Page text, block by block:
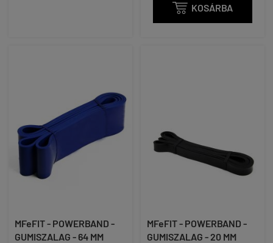
 KOSÁRBA
MFeFIT - POWERBAND -
GUMISZALAG - 64 MM
MFeFIT - POWERBAND -
GUMISZALAG - 20 MM